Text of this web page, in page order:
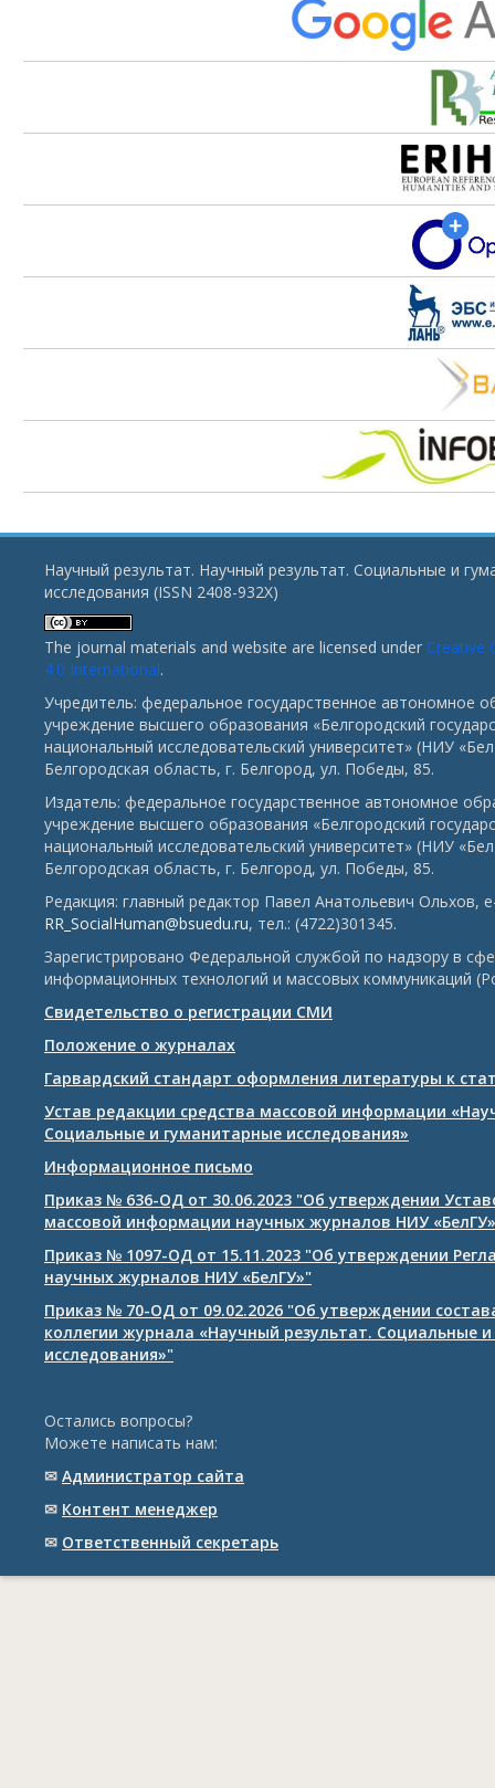
Научный результат. Научный результат. Социальные и
исследования (ISSN 2408-932X)
The journal materials and website are licensed under Creative
4.0 International.
Учредитель: федеральное государственное автономное
учреждение высшего образования «Белгородский
национальный исследовательский университет» (НИУ
Белгородская область, г. Белгород, ул. Победы, 85.
Издатель: федеральное государственное автономное
учреждение высшего образования «Белгородский
национальный исследовательский университет» (НИУ
Белгородская область, г. Белгород, ул. Победы, 85.
Редакция: главный редактор Павел Анатольевич Ольхов,
RR_SocialHuman@bsuedu.ru, тел.: (4722)301345.
Зарегистрировано Федеральной службой по надзору в
информационных технологий и массовых коммуникаций
Свидетельство о регистрации СМИ
Положение о журналах
Гарвардский стандарт оформления литературы к
Устав редакции средства массовой информации
Социальные и гуманитарные исследования»
Информационное письмо
Приказ № 636-ОД от 30.06.2023 "Об утверждении
массовой информации научных журналов НИУ «БелГУ»
Приказ № 1097-ОД от 15.11.2023 "Об утверждении
научных журналов НИУ «БелГУ»"
Приказ № 70-ОД от 09.02.2026 "Об утверждении
коллегии журнала «Научный результат. Социальные
исследования»"
Остались вопросы?
Можете написать нам:
✉ Администратор сайта
✉ Контент менеджер
✉ Ответственный cекретарь